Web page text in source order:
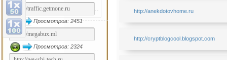
Просмотров: 2451
Просмотров: 2324
http://anekdotovhome.ru
http://cryptblogcool.blogspot.com